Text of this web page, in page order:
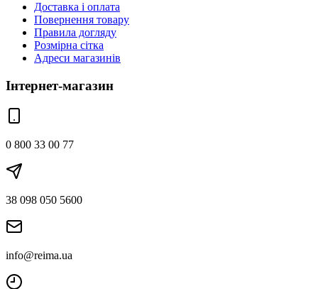
Доставка і оплата
Повернення товару
Правила догляду
Розмірна сітка
Адреси магазинів
Інтернет-магазин
0 800 33 00 77
38 098 050 5600
info@reima.ua